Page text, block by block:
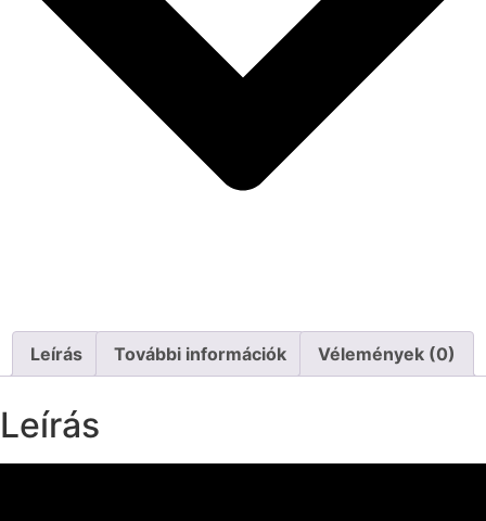
Leírás További információk Vélemények (0)
Leírás